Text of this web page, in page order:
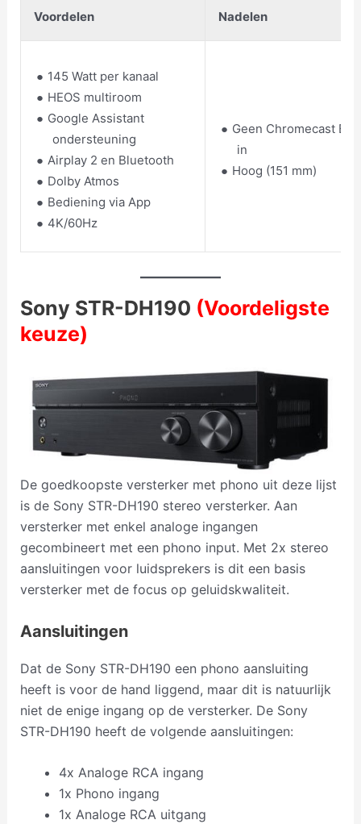
Voordelen Nadelen
145 Watt per kanaal
HEOS multiroom
Google Assistant
ondersteuning
Airplay 2 en Bluetooth
Dolby Atmos
Bediening via App
4K/60Hz
Geen Chromecast
in
Hoog (151 mm)
Sony STR-DH190 (Voordeligste
keuze)
De goedkoopste versterker met phono uit deze lijst
is de Sony STR-DH190 stereo versterker. Aan
versterker met enkel analoge ingangen
gecombineert met een phono input. Met 2x stereo
aansluitingen voor luidsprekers is dit een basis
versterker met de focus op geluidskwaliteit.
Aansluitingen
Dat de Sony STR-DH190 een phono aansluiting
heeft is voor de hand liggend, maar dit is natuurlijk
niet de enige ingang op de versterker. De Sony
STR-DH190 heeft de volgende aansluitingen:
4x Analoge RCA ingang
1x Phono ingang
1x Analoge RCA uitgang